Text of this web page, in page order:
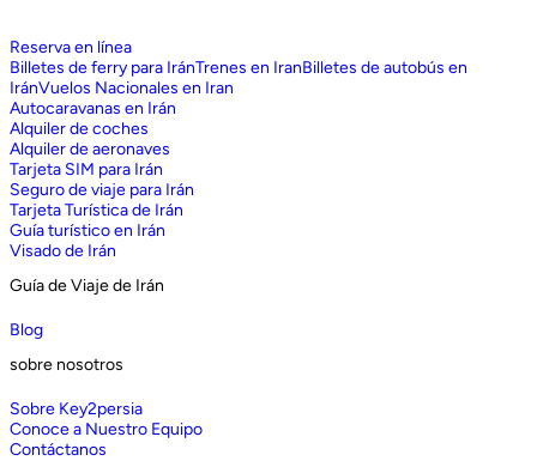
Reserva en línea
Billetes de ferry para IránTrenes en IranBilletes de autobús en
IránVuelos Nacionales en Iran
Autocaravanas en Irán
Alquiler de coches
Alquiler de aeronaves
Tarjeta SIM para Irán
Seguro de viaje para Irán
Tarjeta Turística de Irán
Guía turístico en Irán
Visado de Irán
Guía de Viaje de Irán
Blog
sobre nosotros
Sobre Key2persia
Conoce a Nuestro Equipo
Contáctanos